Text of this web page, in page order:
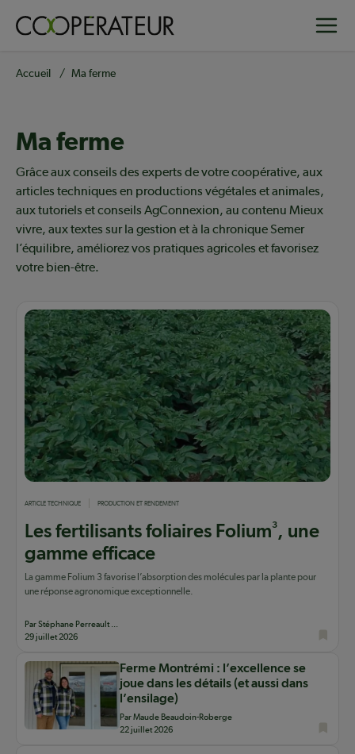
principal
Fil
Accueil Ma ferme
Ma ferme
Contenu en vedette
Grâce aux conseils des experts de votre coopérative, aux
articles techniques en productions végétales et animales,
aux tutoriels et conseils AgConnexion, au contenu Mieux
vivre, aux textes sur la gestion et à la chronique Semer
l’équilibre, améliorez vos pratiques agricoles et favorisez
votre bien-être.
ARTICLE TECHNIQUE PRODUCTION ET RENDEMENT
Les fertilisants foliaires Folium3, une
gamme efficace
La gamme Folium 3 favorise l’absorption des molécules par la plante pour
une réponse agronomique exceptionnelle.
Par Stéphane Perreault ...
29 juillet 2026
Ferme Montrémi : l’excellence se
joue dans les détails (et aussi dans
l’ensilage)
Par Maude Beaudoin-Roberge
22 juillet 2026